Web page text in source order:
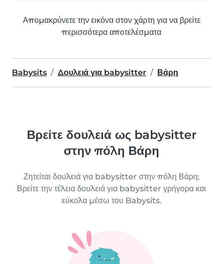
Απομακρύνετε την εικόνα στον χάρτη για να βρείτε
περισσότερα αποτελέσματα
Babysits Δουλειά για babysitter Βάρη
Βρείτε δουλειά ως babysitter
στην πόλη Βάρη
Ζητείται δουλειά για babysitter στην πόλη Βάρη;
Βρείτε την τέλεια δουλειά για babysitter γρήγορα και
εύκολα μέσω του Babysits.